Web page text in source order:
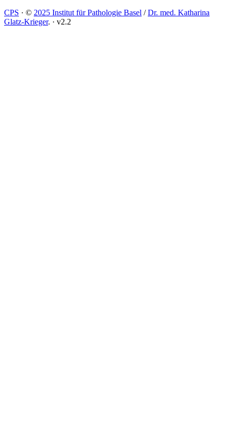
CPS · © 2025 Institut für Pathologie Basel /Dr. med. Katharina
Glatz-Krieger. · v2.2